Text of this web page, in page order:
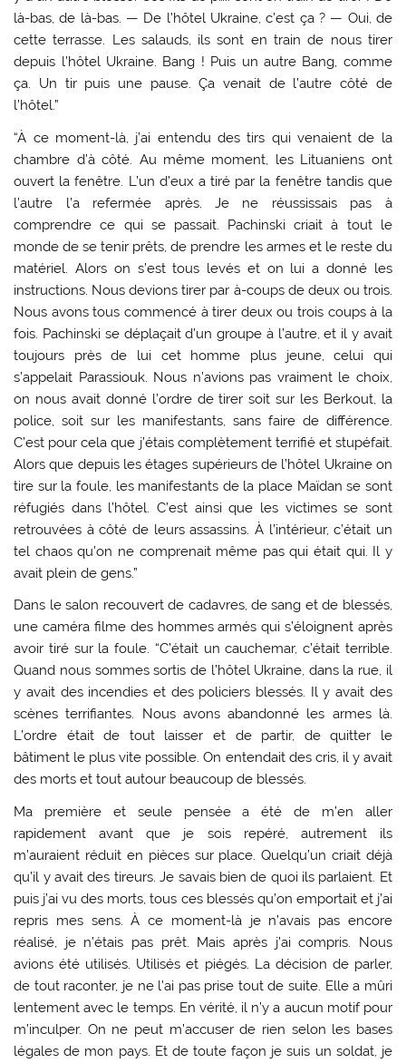
là-bas, de là-bas. — De l’hôtel Ukraine, c’est ça ? — Oui, de
cette terrasse. Les salauds, ils sont en train de nous tirer
depuis l’hôtel Ukraine. Bang ! Puis un autre Bang, comme
ça. Un tir puis une pause. Ça venait de l’autre côté de
l’hôtel.”
“À ce moment-là, j’ai entendu des tirs qui venaient de la
chambre d’à côté. Au même moment, les Lituaniens ont
ouvert la fenêtre. L’un d’eux a tiré par la fenêtre tandis que
l’autre l’a refermée après. Je ne réussissais pas à
comprendre ce qui se passait. Pachinski criait à tout le
monde de se tenir prêts, de prendre les armes et le reste du
matériel. Alors on s’est tous levés et on lui a donné les
instructions. Nous devions tirer par à-coups de deux ou trois.
Nous avons tous commencé à tirer deux ou trois coups à la
fois. Pachinski se déplaçait d’un groupe à l’autre, et il y avait
toujours près de lui cet homme plus jeune, celui qui
s’appelait Parassiouk. Nous n’avions pas vraiment le choix,
on nous avait donné l’ordre de tirer soit sur les Berkout, la
police, soit sur les manifestants, sans faire de différence.
C’est pour cela que j’étais complètement terrifié et stupéfait.
Alors que depuis les étages supérieurs de l’hôtel Ukraine on
tire sur la foule, les manifestants de la place Maïdan se sont
réfugiés dans l’hôtel. C’est ainsi que les victimes se sont
retrouvées à côté de leurs assassins. À l’intérieur, c’était un
tel chaos qu’on ne comprenait même pas qui était qui. Il y
avait plein de gens.”
Dans le salon recouvert de cadavres, de sang et de blessés,
une caméra filme des hommes armés qui s’éloignent après
avoir tiré sur la foule. “C’était un cauchemar, c’était terrible.
Quand nous sommes sortis de l’hôtel Ukraine, dans la rue, il
y avait des incendies et des policiers blessés. Il y avait des
scènes terrifiantes. Nous avons abandonné les armes là.
L’ordre était de tout laisser et de partir, de quitter le
bâtiment le plus vite possible. On entendait des cris, il y avait
des morts et tout autour beaucoup de blessés.
Ma première et seule pensée a été de m’en aller
rapidement avant que je sois repéré, autrement ils
m’auraient réduit en pièces sur place. Quelqu’un criait déjà
qu’il y avait des tireurs. Je savais bien de quoi ils parlaient. Et
puis j’ai vu des morts, tous ces blessés qu’on emportait et j’ai
repris mes sens. À ce moment-là je n’avais pas encore
réalisé, je n’étais pas prêt. Mais après j’ai compris. Nous
avions été utilisés. Utilisés et piégés. La décision de parler,
de tout raconter, je ne l’ai pas prise tout de suite. Elle a mûri
lentement avec le temps. En vérité, il n’y a aucun motif pour
m’inculper. On ne peut m’accuser de rien selon les bases
légales de mon pays. Et de toute façon je suis un soldat, je